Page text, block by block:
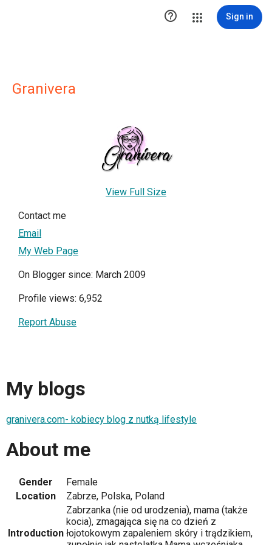
 Sign in
Granivera
View Full Size
Contact me
Email
My Web Page
On Blogger since: March 2009
Profile views: 6,952
Report Abuse
My blogs
granivera.com- kobiecy blog z nutką lifestyle
About me
Gender
Female
Location
Zabrze, Polska, Poland
Introduction
Zabrzanka (nie od urodzenia), mama (także
kocia), zmagająca się na co dzień z
łojotokowym zapaleniem skóry i trądzikiem,